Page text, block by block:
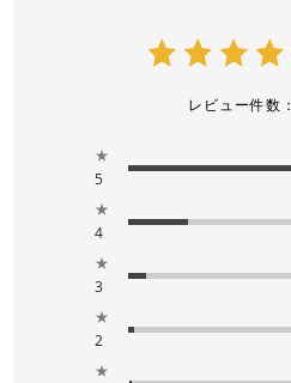
レビュー件数：
★
5
★
4
★
3
★
2
★